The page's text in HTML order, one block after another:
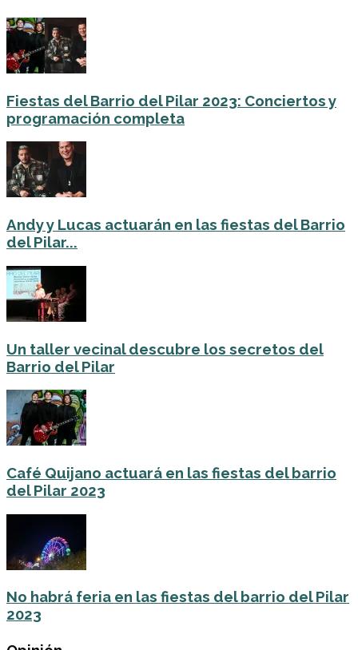
Fiestas del Barrio del Pilar 2023: Conciertos y
programación completa
Andy y Lucas actuarán en las fiestas del Barrio
del Pilar...
Un taller vecinal descubre los secretos del
Barrio del Pilar
Café Quijano actuará en las fiestas del barrio
del Pilar 2023
No habrá feria en las fiestas del barrio del Pilar
2023